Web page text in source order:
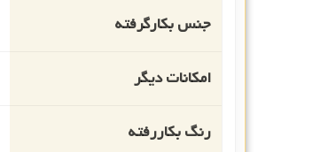
جنس بکارگرفته
امکانات دیگر
رنگ بکاررفته